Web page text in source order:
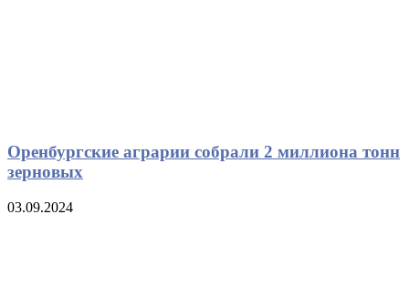
Оренбургские аграрии собрали 2 миллиона тонн
зерновых
03.09.2024